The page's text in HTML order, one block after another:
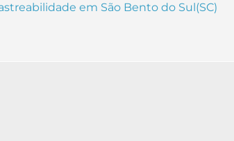
em São Bento do Sul(SC)